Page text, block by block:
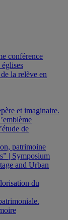
conférence
la relève en
et imaginaire.
de
patrimoine
| Symposium
and Urban
du